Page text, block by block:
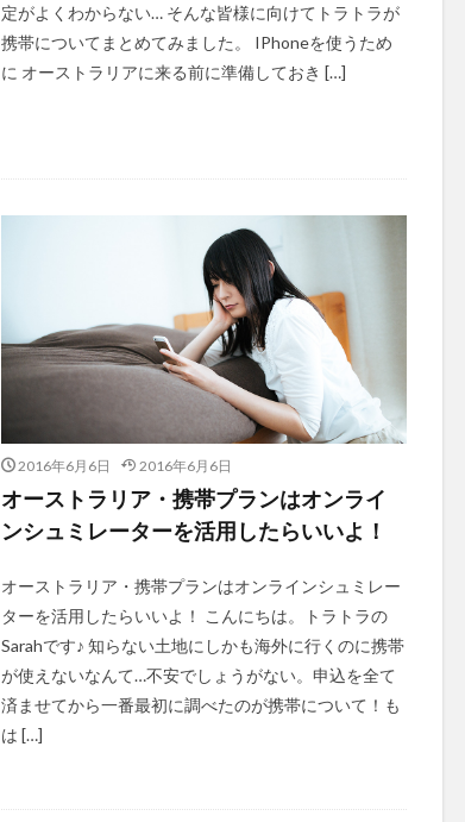
定がよくわからない… そんな皆様に向けてトラトラが
携帯についてまとめてみました。 IPhoneを使うため
に オーストラリアに来る前に準備しておき […]
2016年6月6日 2016年6月6日
オーストラリア・携帯プランはオンライ
ンシュミレーターを活用したらいいよ！
オーストラリア・携帯プランはオンラインシュミレー
ターを活用したらいいよ！ こんにちは。トラトラの
Sarahです♪ 知らない土地にしかも海外に行くのに携帯
が使えないなんて…不安でしょうがない。申込を全て
済ませてから一番最初に調べたのが携帯について！も
は […]